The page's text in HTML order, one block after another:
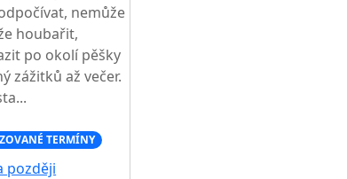
nemůže
houbařit,
po okolí pěšky
zážitků až večer.
TERMÍNY
později